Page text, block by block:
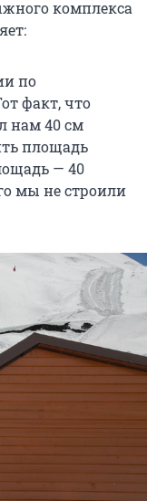
комплекса
по
факт, что
нам 40 см
площадь
— 40
мы не строили